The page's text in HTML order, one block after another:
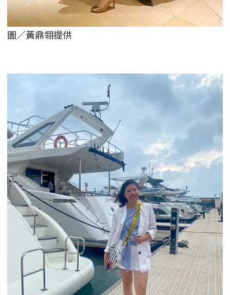
圖／黃鼎翎提供